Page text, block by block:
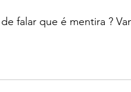
falar que é mentira ?